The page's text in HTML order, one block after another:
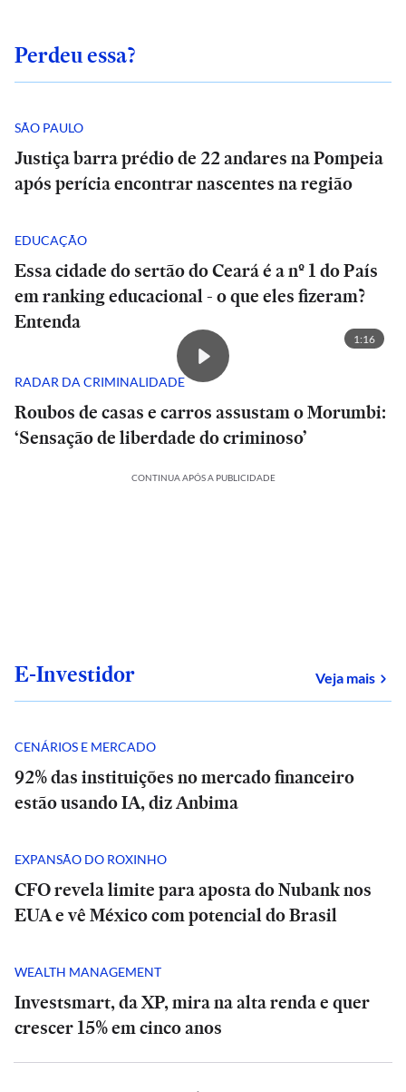
Perdeu essa?
SÃO PAULO
Justiça barra prédio de 22 andares na Pompeia
após perícia encontrar nascentes na região
EDUCAÇÃO
Essa cidade do sertão do Ceará é a nº 1 do País
em ranking educacional - o que eles fizeram?
Entenda
1:16
RADAR DA CRIMINALIDADE
Roubos de casas e carros assustam o Morumbi:
‘Sensação de liberdade do criminoso’
CONTINUA APÓS A PUBLICIDADE
E-Investidor Veja mais
CENÁRIOS E MERCADO
92% das instituições no mercado financeiro
estão usando IA, diz Anbima
EXPANSÃO DO ROXINHO
CFO revela limite para aposta do Nubank nos
EUA e vê México com potencial do Brasil
WEALTH MANAGEMENT
Investsmart, da XP, mira na alta renda e quer
crescer 15% em cinco anos